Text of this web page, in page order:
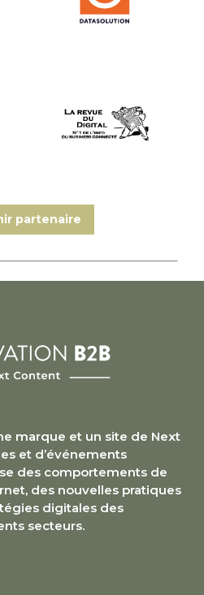
partenaire
marque et un site de Next
et d’événements
des comportements de
des nouvelles pratiques
digitales des
secteurs.